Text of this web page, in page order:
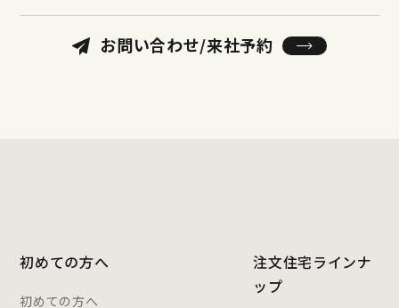
お問い合わせ/来社予約
初めての方へ
初めての方へ
注文住宅ラインナ
ップ